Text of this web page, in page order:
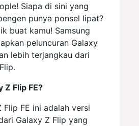
Siapa di sini yang
punya ponsel lipat?
buat kamu! Samsung
peluncuran Galaxy
lebih terjangkau dari
Z Flip FE?
Flip FE ini adalah versi
Galaxy Z Flip yang